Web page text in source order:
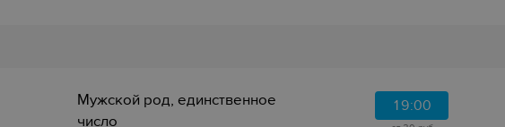
Мужской род, единственное
число‎
19:00